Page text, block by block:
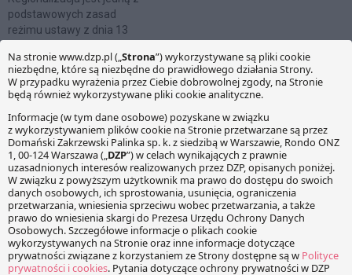
gospodarczej polegającej na
świadczeniu usług
telekomunikacyjnych
z kontrahentem umowę, w
ramach,…
podstawowych zasad
reżimu ustawy z dnia 13
utrzymaniu czystości i
porządku w gminach (tekst
jednolity: Dz.U. z 2013 r. poz.
z art. 9e ust. 1 pkt 2 tej
ustawy, podmiot odbierający
od właścicieli nieruchomości
zmieszane odpady
komunalne, odpady…
Jan Czerwiński
Radca Prawny, Partner
jan.czerwinski@dzp.pl